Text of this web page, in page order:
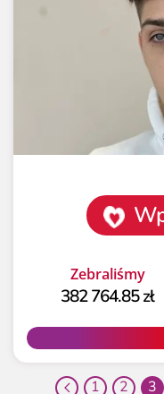
Zebraliśmy
382 764.85 zł
1 2 3